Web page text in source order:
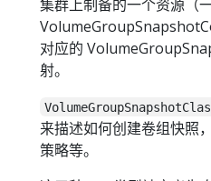
集群上制备的一个资源（
对应的
射。
来描述如何创建卷组快照
策略等。